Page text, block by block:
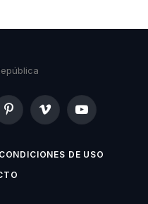
PinterestVimeo YouTube
CONDICIONES DE USO